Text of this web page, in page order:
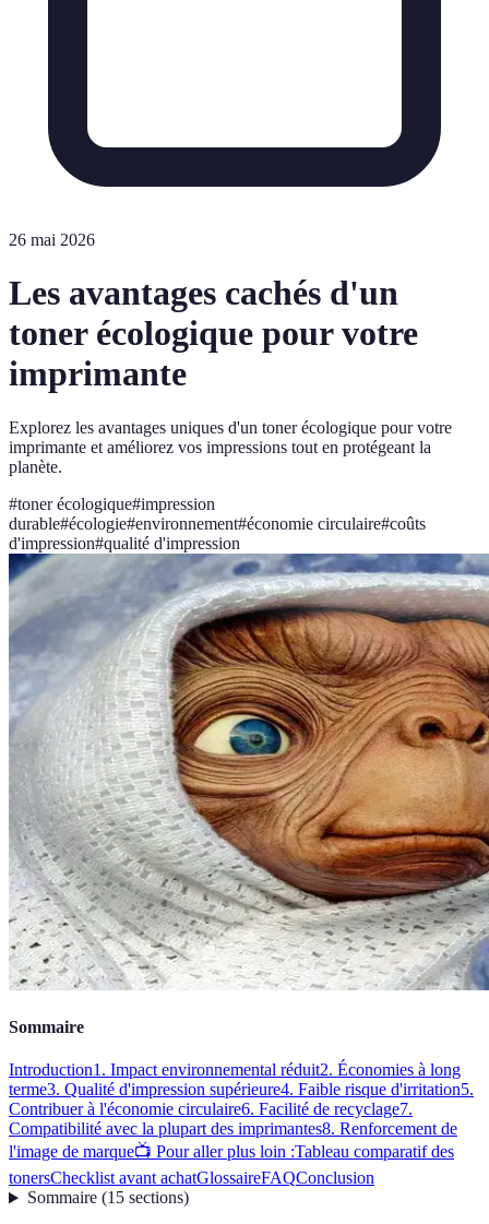
26 mai 2026
Les avantages cachés d'un
toner écologique pour votre
imprimante
Explorez les avantages uniques d'un toner écologique pour votre
imprimante et améliorez vos impressions tout en protégeant la
planète.
#toner écologique#impression
durable#écologie#environnement#économie circulaire#coûts
d'impression#qualité d'impression
Sommaire
Introduction1. Impact environnemental réduit2. Économies à long
terme3. Qualité d'impression supérieure4. Faible risque d'irritation5.
Contribuer à l'économie circulaire6. Facilité de recyclage7.
Compatibilité avec la plupart des imprimantes8. Renforcement de
l'image de marque📺 Pour aller plus loin :Tableau comparatif des
tonersChecklist avant achatGlossaireFAQConclusion
Sommaire(15 sections)